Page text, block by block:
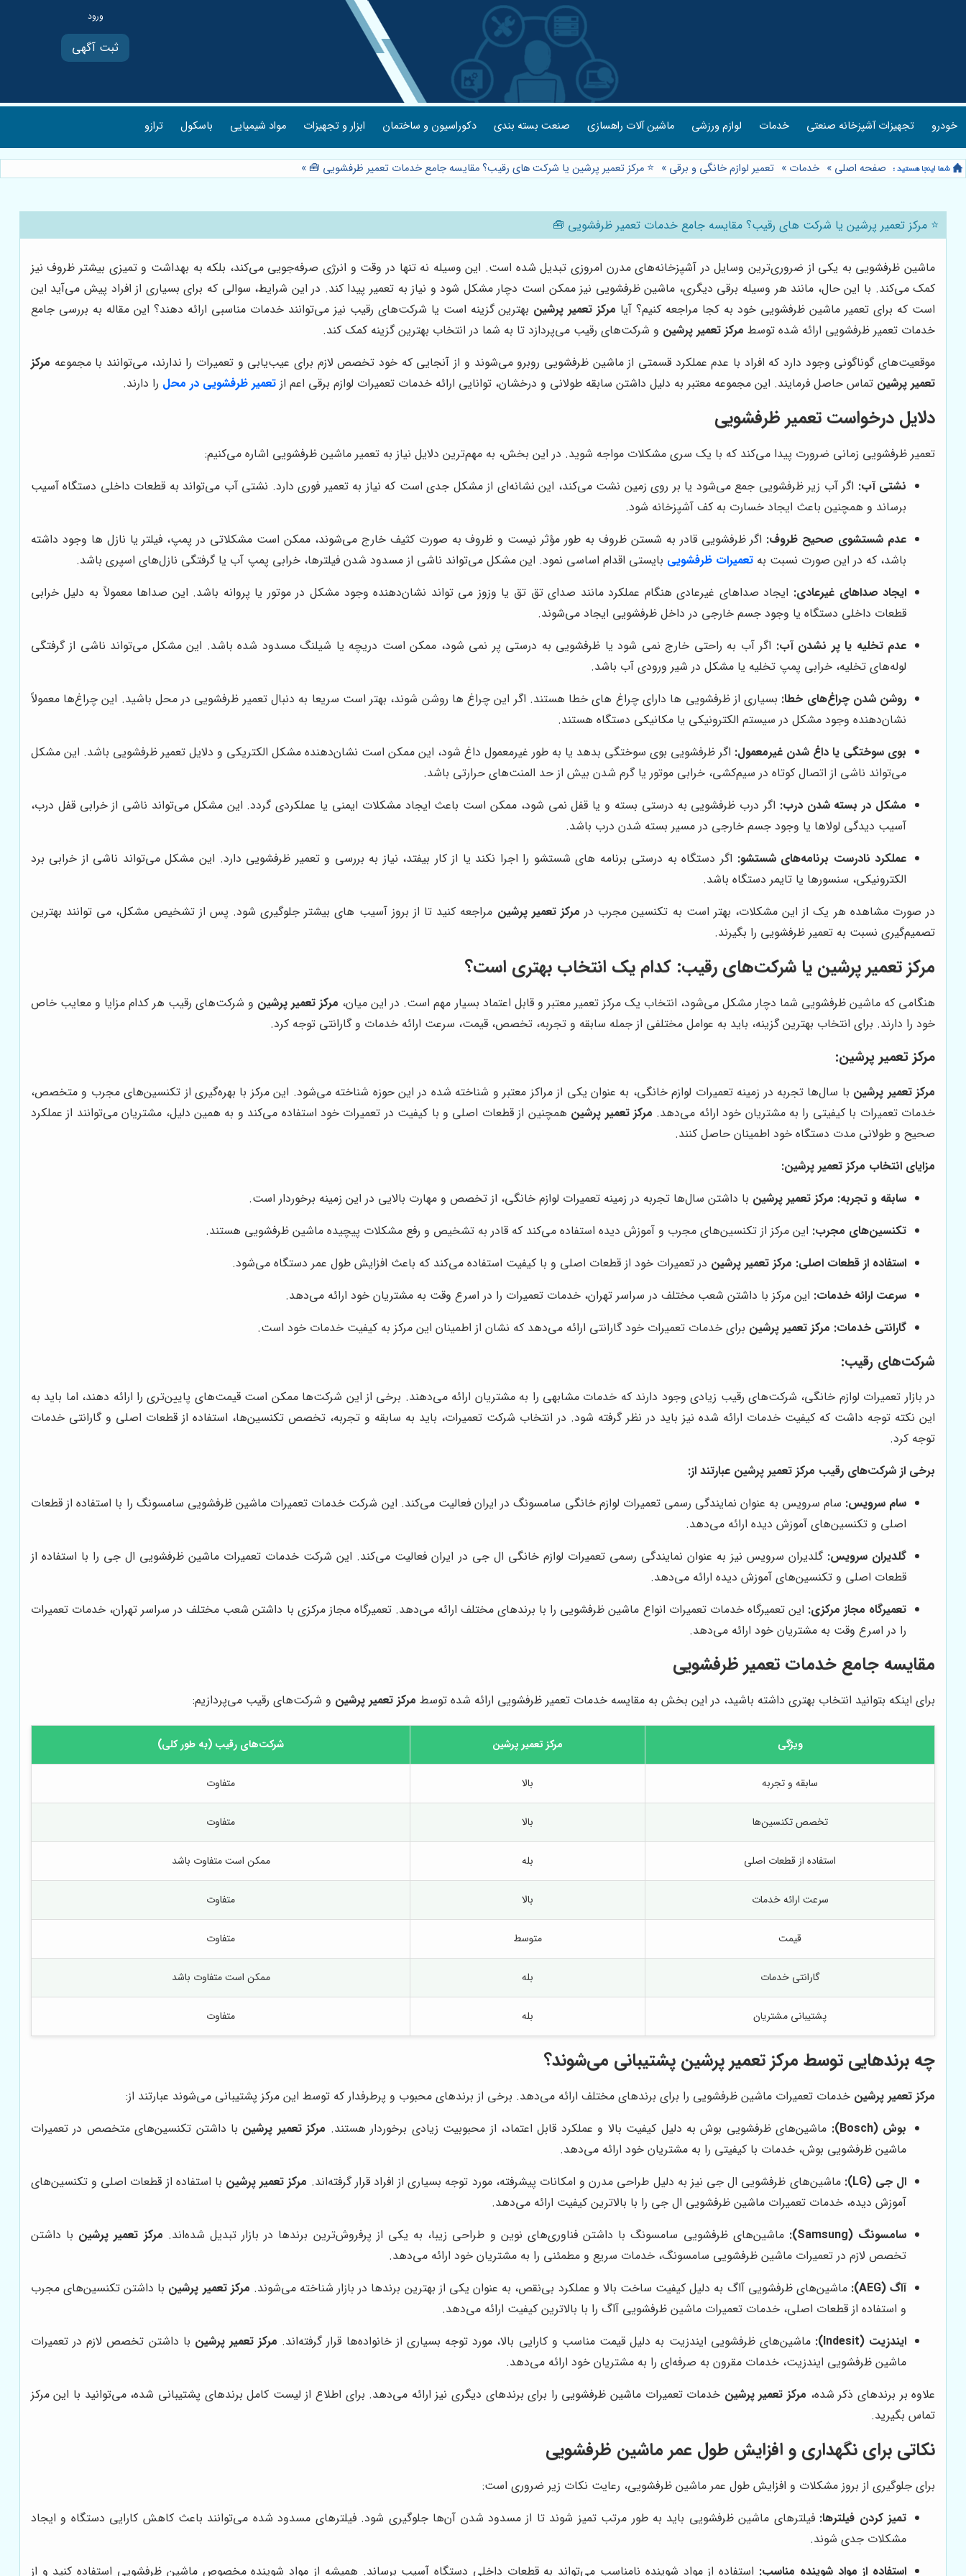
ثبت آگهی
خودرو تجهیزات آشپزخانه صنعتی خدمات لوازم ورزشی ماشین آلات راهسازی صنعت بسته بندی دکوراسیون و ساختمان ابزار و تجهیزات مواد شیمیایی باسکول ترازو
صفحه اصلی » خدمات » تعمیر لوازم خانگی و برقی » ⭐️ مرکز تعمیر پرشین یا شرکت های رقیب؟ مقایسه جامع خدمات تعمیر ظرفشویی 🧰 »
⭐️ مرکز تعمیر پرشین یا شرکت های رقیب؟ مقایسه جامع خدمات تعمیر ظرفشویی 🧰
ماشین ظرفشویی به یکی از ضروری‌ترین وسایل در آشپزخانه‌های مدرن امروزی تبدیل شده است. این وسیله نه تنها در وقت و انرژی صرفه‌جویی می‌کند، بلکه به بهداشت و تمیزی بیشتر ظروف نیز
کمک می‌کند. با این حال، مانند هر وسیله برقی دیگری، ماشین ظرفشویی نیز ممکن است دچار مشکل شود و نیاز به تعمیر پیدا کند. در این شرایط، سوالی که برای بسیاری از افراد پیش می‌آید این
است که برای تعمیر ماشین ظرفشویی خود به کجا مراجعه کنیم؟ آیا مرکز تعمیر پرشین بهترین گزینه است یا شرکت‌های رقیب نیز می‌توانند خدمات مناسبی ارائه دهند؟ این مقاله به بررسی جامع
خدمات تعمیر ظرفشویی ارائه شده توسط مرکز تعمیر پرشین و شرکت‌های رقیب می‌پردازد تا به شما در انتخاب بهترین گزینه کمک کند.
موقعیت‌های گوناگونی وجود دارد که افراد با عدم عملکرد قسمتی از ماشین ظرفشویی روبرو می‌شوند و از آنجایی که خود تخصص لازم برای عیب‌یابی و تعمیرات را ندارند، می‌توانند با مجموعه مرکز
تعمیر پرشین تماس حاصل فرمایند. این مجموعه معتبر به دلیل داشتن سابقه طولانی و درخشان، توانایی ارائه خدمات تعمیرات لوازم برقی اعم از تعمیر ظرفشویی در محل را دارند.
دلایل درخواست تعمیر ظرفشویی
تعمیر ظرفشویی زمانی ضرورت پیدا می‌کند که با یک سری مشکلات مواجه شوید. در این بخش، به مهم‌ترین دلایل نیاز به تعمیر ماشین ظرفشویی اشاره می‌کنیم:
نشتی آب: اگر آب زیر ظرفشویی جمع می‌شود یا بر روی زمین نشت می‌کند، این نشانه‌ای از مشکل جدی است که نیاز به تعمیر فوری دارد. نشتی آب می‌تواند به قطعات داخلی دستگاه آسیب
برساند و همچنین باعث ایجاد خسارت به کف آشپزخانه شود.
عدم شستشوی صحیح ظروف: اگر ظرفشویی قادر به شستن ظروف به طور مؤثر نیست و ظروف به صورت کثیف خارج می‌شوند، ممکن است مشکلاتی در پمپ، فیلتر یا نازل ها وجود داشته
باشد، که در این صورت نسبت به تعمیرات ظرفشویی بایستی اقدام اساسی نمود. این مشکل می‌تواند ناشی از مسدود شدن فیلترها، خرابی پمپ آب یا گرفتگی نازل‌های اسپری باشد.
ایجاد صداهای غیرعادی: ایجاد صداهای غیرعادی هنگام عملکرد مانند صدای تق تق یا وزوز می تواند نشان‌دهنده وجود مشکل در موتور یا پروانه باشد. این صداها معمولاً به دلیل خرابی
قطعات داخلی دستگاه یا وجود جسم خارجی در داخل ظرفشویی ایجاد می‌شوند.
عدم تخلیه یا پر نشدن آب: اگر آب به راحتی خارج نمی شود یا ظرفشویی به درستی پر نمی شود، ممکن است دریچه یا شیلنگ مسدود شده باشد. این مشکل می‌تواند ناشی از گرفتگی
لوله‌های تخلیه، خرابی پمپ تخلیه یا مشکل در شیر ورودی آب باشد.
روشن شدن چراغ‌های خطا: بسیاری از ظرفشویی ها دارای چراغ های خطا هستند. اگر این چراغ ها روشن شوند، بهتر است سریعا به دنبال تعمیر ظرفشویی در محل باشید. این چراغ‌ها معمولاً
نشان‌دهنده وجود مشکل در سیستم الکترونیکی یا مکانیکی دستگاه هستند.
بوی سوختگی یا داغ شدن غیرمعمول: اگر ظرفشویی بوی سوختگی بدهد یا به طور غیرمعمول داغ شود، این ممکن است نشان‌دهنده مشکل الکتریکی و دلایل تعمیر ظرفشویی باشد. این مشکل
می‌تواند ناشی از اتصال کوتاه در سیم‌کشی، خرابی موتور یا گرم شدن بیش از حد المنت‌های حرارتی باشد.
مشکل در بسته شدن درب: اگر درب ظرفشویی به درستی بسته و یا قفل نمی شود، ممکن است باعث ایجاد مشکلات ایمنی یا عملکردی گردد. این مشکل می‌تواند ناشی از خرابی قفل درب،
آسیب دیدگی لولاها یا وجود جسم خارجی در مسیر بسته شدن درب باشد.
عملکرد نادرست برنامه‌های شستشو: اگر دستگاه به درستی برنامه های شستشو را اجرا نکند یا از کار بیفتد، نیاز به بررسی و تعمیر ظرفشویی دارد. این مشکل می‌تواند ناشی از خرابی برد
الکترونیکی، سنسورها یا تایمر دستگاه باشد.
در صورت مشاهده هر یک از این مشکلات، بهتر است به تکنسین مجرب در مرکز تعمیر پرشین مراجعه کنید تا از بروز آسیب های بیشتر جلوگیری شود. پس از تشخیص مشکل، می توانند بهترین
تصمیم‌گیری نسبت به تعمیر ظرفشویی را بگیرند.
مرکز تعمیر پرشین یا شرکت‌های رقیب: کدام یک انتخاب بهتری است؟
هنگامی که ماشین ظرفشویی شما دچار مشکل می‌شود، انتخاب یک مرکز تعمیر معتبر و قابل اعتماد بسیار مهم است. در این میان، مرکز تعمیر پرشین و شرکت‌های رقیب هر کدام مزایا و معایب خاص
خود را دارند. برای انتخاب بهترین گزینه، باید به عوامل مختلفی از جمله سابقه و تجربه، تخصص، قیمت، سرعت ارائه خدمات و گارانتی توجه کرد.
مرکز تعمیر پرشین:
مرکز تعمیر پرشین با سال‌ها تجربه در زمینه تعمیرات لوازم خانگی، به عنوان یکی از مراکز معتبر و شناخته شده در این حوزه شناخته می‌شود. این مرکز با بهره‌گیری از تکنسین‌های مجرب و متخصص،
خدمات تعمیرات با کیفیتی را به مشتریان خود ارائه می‌دهد. مرکز تعمیر پرشین همچنین از قطعات اصلی و با کیفیت در تعمیرات خود استفاده می‌کند و به همین دلیل، مشتریان می‌توانند از عملکرد
صحیح و طولانی مدت دستگاه خود اطمینان حاصل کنند.
مزایای انتخاب مرکز تعمیر پرشین:
سابقه و تجربه: مرکز تعمیر پرشین با داشتن سال‌ها تجربه در زمینه تعمیرات لوازم خانگی، از تخصص و مهارت بالایی در این زمینه برخوردار است.
تکنسین‌های مجرب: این مرکز از تکنسین‌های مجرب و آموزش دیده استفاده می‌کند که قادر به تشخیص و رفع مشکلات پیچیده ماشین ظرفشویی هستند.
استفاده از قطعات اصلی: مرکز تعمیر پرشین در تعمیرات خود از قطعات اصلی و با کیفیت استفاده می‌کند که باعث افزایش طول عمر دستگاه می‌شود.
سرعت ارائه خدمات: این مرکز با داشتن شعب مختلف در سراسر تهران، خدمات تعمیرات را در اسرع وقت به مشتریان خود ارائه می‌دهد.
گارانتی خدمات: مرکز تعمیر پرشین برای خدمات تعمیرات خود گارانتی ارائه می‌دهد که نشان از اطمینان این مرکز به کیفیت خدمات خود است.
شرکت‌های رقیب:
در بازار تعمیرات لوازم خانگی، شرکت‌های رقیب زیادی وجود دارند که خدمات مشابهی را به مشتریان ارائه می‌دهند. برخی از این شرکت‌ها ممکن است قیمت‌های پایین‌تری را ارائه دهند، اما باید به
این نکته توجه داشت که کیفیت خدمات ارائه شده نیز باید در نظر گرفته شود. در انتخاب شرکت تعمیرات، باید به سابقه و تجربه، تخصص تکنسین‌ها، استفاده از قطعات اصلی و گارانتی خدمات
توجه کرد.
برخی از شرکت‌های رقیب مرکز تعمیر پرشین عبارتند از:
سام سرویس: سام سرویس به عنوان نمایندگی رسمی تعمیرات لوازم خانگی سامسونگ در ایران فعالیت می‌کند. این شرکت خدمات تعمیرات ماشین ظرفشویی سامسونگ را با استفاده از قطعات
اصلی و تکنسین‌های آموزش دیده ارائه می‌دهد.
گلدیران سرویس: گلدیران سرویس نیز به عنوان نمایندگی رسمی تعمیرات لوازم خانگی ال جی در ایران فعالیت می‌کند. این شرکت خدمات تعمیرات ماشین ظرفشویی ال جی را با استفاده از
قطعات اصلی و تکنسین‌های آموزش دیده ارائه می‌دهد.
تعمیرگاه مجاز مرکزی: این تعمیرگاه خدمات تعمیرات انواع ماشین ظرفشویی را با برندهای مختلف ارائه می‌دهد. تعمیرگاه مجاز مرکزی با داشتن شعب مختلف در سراسر تهران، خدمات تعمیرات
را در اسرع وقت به مشتریان خود ارائه می‌دهد.
مقایسه جامع خدمات تعمیر ظرفشویی
برای اینکه بتوانید انتخاب بهتری داشته باشید، در این بخش به مقایسه خدمات تعمیر ظرفشویی ارائه شده توسط مرکز تعمیر پرشین و شرکت‌های رقیب می‌پردازیم:
ویژگی مرکز تعمیر پرشین شرکت‌های رقیب (به طور کلی)
سابقه و تجربه بالا متفاوت
تخصص تکنسین‌ها بالا متفاوت
استفاده از قطعات اصلی بله ممکن است متفاوت باشد
سرعت ارائه خدمات بالا متفاوت
قیمت متوسط متفاوت
گارانتی خدمات بله ممکن است متفاوت باشد
پشتیبانی مشتریان بله متفاوت
چه برندهایی توسط مرکز تعمیر پرشین پشتیبانی می‌شوند؟
مرکز تعمیر پرشین خدمات تعمیرات ماشین ظرفشویی را برای برندهای مختلف ارائه می‌دهد. برخی از برندهای محبوب و پرطرفدار که توسط این مرکز پشتیبانی می‌شوند عبارتند از:
بوش (Bosch):
ماشین‌های ظرفشویی بوش به دلیل کیفیت بالا و عملکرد قابل اعتماد، از محبوبیت زیادی برخوردار هستند. مرکز تعمیر پرشین با داشتن تکنسین‌های متخصص در تعمیرات
ماشین ظرفشویی بوش، خدمات با کیفیتی را به مشتریان خود ارائه می‌دهد.
ال جی (LG):
ماشین‌های ظرفشویی ال جی نیز به دلیل طراحی مدرن و امکانات پیشرفته، مورد توجه بسیاری از افراد قرار گرفته‌اند. مرکز تعمیر پرشین با استفاده از قطعات اصلی و تکنسین‌های
آموزش دیده، خدمات تعمیرات ماشین ظرفشویی ال جی را با بالاترین کیفیت ارائه می‌دهد.
سامسونگ (Samsung):
ماشین‌های ظرفشویی سامسونگ با داشتن فناوری‌های نوین و طراحی زیبا، به یکی از پرفروش‌ترین برندها در بازار تبدیل شده‌اند. مرکز تعمیر پرشین با داشتن
تخصص لازم در تعمیرات ماشین ظرفشویی سامسونگ، خدمات سریع و مطمئنی را به مشتریان خود ارائه می‌دهد.
آاگ (AEG):
ماشین‌های ظرفشویی آاگ به دلیل کیفیت ساخت بالا و عملکرد بی‌نقص، به عنوان یکی از بهترین برندها در بازار شناخته می‌شوند. مرکز تعمیر پرشین با داشتن تکنسین‌های مجرب
و استفاده از قطعات اصلی، خدمات تعمیرات ماشین ظرفشویی آاگ را با بالاترین کیفیت ارائه می‌دهد.
ایندزیت (Indesit):
ماشین‌های ظرفشویی ایندزیت به دلیل قیمت مناسب و کارایی بالا، مورد توجه بسیاری از خانواده‌ها قرار گرفته‌اند. مرکز تعمیر پرشین با داشتن تخصص لازم در تعمیرات
ماشین ظرفشویی ایندزیت، خدمات مقرون به صرفه‌ای را به مشتریان خود ارائه می‌دهد.
علاوه بر برندهای ذکر شده، مرکز تعمیر پرشین خدمات تعمیرات ماشین ظرفشویی را برای برندهای دیگری نیز ارائه می‌دهد. برای اطلاع از لیست کامل برندهای پشتیبانی شده، می‌توانید با این مرکز
تماس بگیرید.
نکاتی برای نگهداری و افزایش طول عمر ماشین ظرفشویی
برای جلوگیری از بروز مشکلات و افزایش طول عمر ماشین ظرفشویی، رعایت نکات زیر ضروری است:
تمیز کردن فیلترها: فیلترهای ماشین ظرفشویی باید به طور مرتب تمیز شوند تا از مسدود شدن آن‌ها جلوگیری شود. فیلترهای مسدود شده می‌توانند باعث کاهش کارایی دستگاه و ایجاد
مشکلات جدی شوند.
استفاده از مواد شوینده مناسب: استفاده از مواد شوینده نامناسب می‌تواند به قطعات داخلی دستگاه آسیب برساند. همیشه از مواد شوینده مخصوص ماشین ظرفشویی استفاده کنید و از